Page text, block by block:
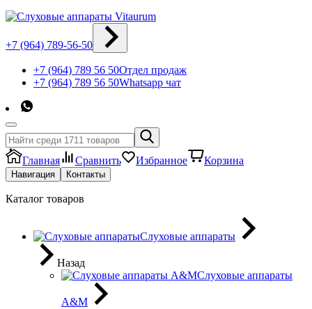
+7 (964) 789-56-50
+7 (964) 789 56 50Отдел продаж
+7 (964) 789 56 50Whatsapp чат
Главная Сравнить Избранное Корзина
Навигация Контакты
Каталог товаров
Слуховые аппараты
Назад
Слуховые аппараты
A&M